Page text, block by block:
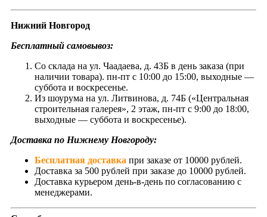
Нижний Новгород
Бесплатный самовывоз:
Со склада на ул. Чаадаева, д. 43Б в день заказа (при
наличии товара). пн-пт с 10:00 до 15:00, выходные —
суббота и воскресенье.
Из шоурума на ул. Литвинова, д. 74Б («Центральная
строительная галерея», 2 этаж, пн-пт с 9:00 до 18:00,
выходные — суббота и воскресенье).
Доставка по Нижнему Новгороду:
Бесплатная доставка при заказе от 10000 рублей.
Доставка за 500 рублей при заказе до 10000 рублей.
Доставка курьером день-в-день по согласованию с
менеджерами.